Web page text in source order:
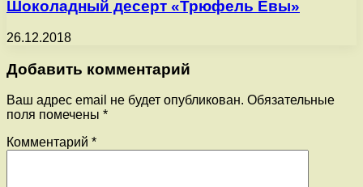
Шоколадный десерт «Трюфель Евы»
26.12.2018
Добавить комментарий
Ваш адрес email не будет опубликован. Обязательные
поля помечены *
Комментарий *